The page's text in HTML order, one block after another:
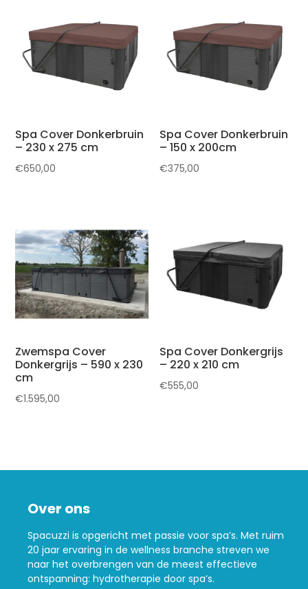
Spa Cover Donkerbruin
– 230 x 275 cm
€650,00
Spa Cover Donkerbruin
– 150 x 200cm
€375,00
Zwemspa Cover
Donkergrijs – 590 x 230
cm
€1.595,00
Spa Cover Donkergrijs
– 220 x 210 cm
€555,00
Over ons
Spacuzzi is opgericht met passie voor spa’s. Met ruim
20 jaar ervaring in de wellness branche streven we
naar het overbrengen van de meest effectieve
ontspanning: hydrotherapie door spa’s.